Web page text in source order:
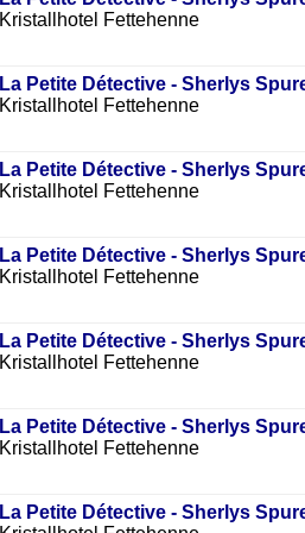
Kristallhotel Fettehenne
La Petite Détective - Sherlys
Kristallhotel Fettehenne
La Petite Détective - Sherlys
Kristallhotel Fettehenne
La Petite Détective - Sherlys
Kristallhotel Fettehenne
La Petite Détective - Sherlys
Kristallhotel Fettehenne
La Petite Détective - Sherlys
Kristallhotel Fettehenne
La Petite Détective - Sherlys